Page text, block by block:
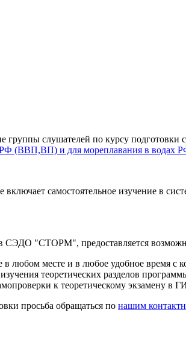
группы слушателей по курсу
РФ (ВВП,ВП) и для мореплавания в водах
самостоятельное изучение в
СЭДО "СТОРМ", предоставляется
в любом месте и в любое удобное время
теоретических разделов
к теоретическому экзамену в
просьба обращаться по нашим